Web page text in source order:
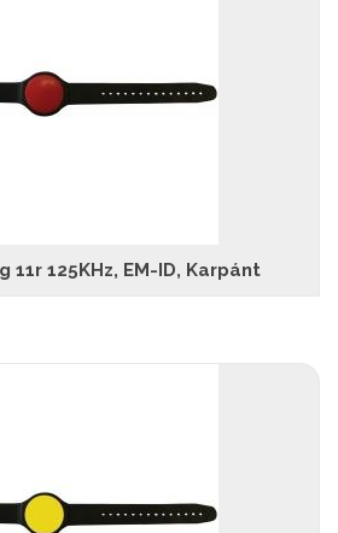
11r 125KHz, EM-ID, Karpánt